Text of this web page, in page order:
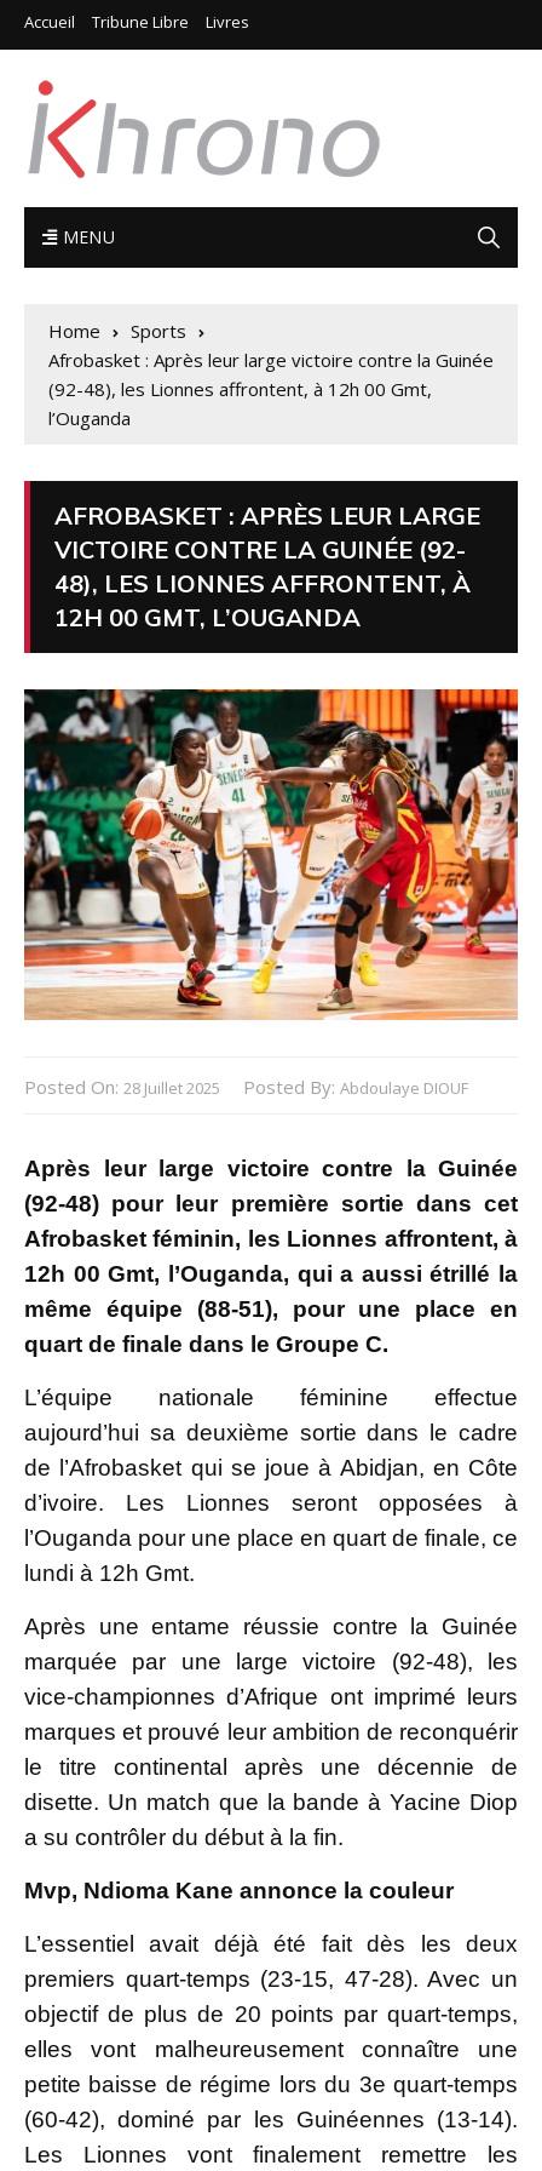
Accueil Tribune Libre Livres
MENU
Home
Sports
Afrobasket : Après leur large victoire contre la Guinée
(92-48), les Lionnes affrontent, à 12h 00 Gmt,
l’Ouganda
AFROBASKET : APRÈS LEUR LARGE
VICTOIRE CONTRE LA GUINÉE (92-
48), LES LIONNES AFFRONTENT, À
12H 00 GMT, L’OUGANDA
Posted On: 28 Juillet 2025 Posted By: Abdoulaye DIOUF
Après leur large victoire contre la Guinée
(92-48) pour leur première sortie dans cet
Afrobasket féminin, les Lionnes affrontent, à
12h 00 Gmt, l’Ouganda, qui a aussi étrillé la
même équipe (88-51), pour une place en
quart de finale dans le Groupe C.
L’équipe nationale féminine effectue
aujourd’hui sa deuxième sortie dans le cadre
de l’Afrobasket qui se joue à Abidjan, en Côte
d’ivoire. Les Lionnes seront opposées à
l’Ouganda pour une place en quart de finale, ce
lundi à 12h Gmt.
Après une entame réussie contre la Guinée
marquée par une large victoire (92-48), les
vice-championnes d’Afrique ont imprimé leurs
marques et prouvé leur ambition de reconquérir
le titre continental après une décennie de
disette. Un match que la bande à Yacine Diop
a su contrôler du début à la fin.
Mvp, Ndioma Kane annonce la couleur
L’essentiel avait déjà été fait dès les deux
premiers quart-temps (23-15, 47-28). Avec un
objectif de plus de 20 points par quart-temps,
elles vont malheureusement connaître une
petite baisse de régime lors du 3e quart-temps
(60-42), dominé par les Guinéennes (13-14).
Les Lionnes vont finalement remettre les